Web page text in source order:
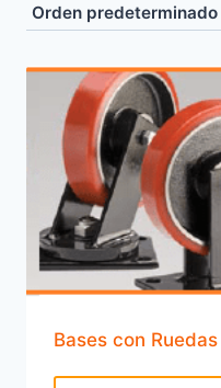
Bases con